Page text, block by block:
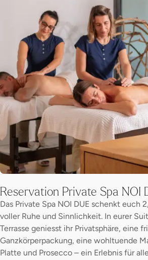
Reservation Private Spa NOI
Das Private Spa NOI DUE schenkt euch
voller Ruhe und Sinnlichkeit. In eurer
Terrasse geniesst ihr Privatsphäre, eine
Ganzkörperpackung, eine wohltuende
Platte und Prosecco – ein Erlebnis für